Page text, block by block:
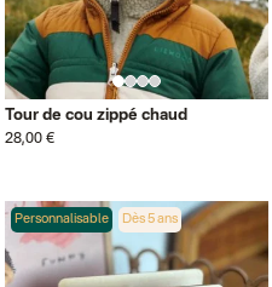
Tour de cou zippé chaud
28,00 €
Dès 5 ans
Personnalisable